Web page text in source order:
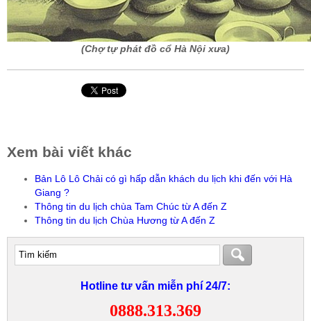
(Chợ tự phát đồ cổ Hà Nội xưa)
Xem bài viết khác
Bản Lô Lô Chải có gì hấp dẫn khách du lịch khi đến với Hà
Giang ?
Thông tin du lịch chùa Tam Chúc từ A đến Z
Thông tin du lịch Chùa Hương từ A đến Z
Hotline tư vấn miễn phí 24/7:
0888.313.369